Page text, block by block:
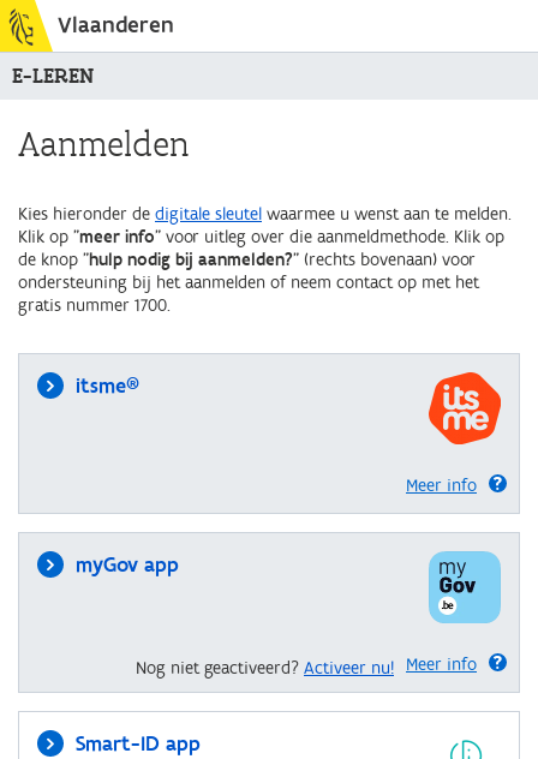
Vlaanderen
E-LEREN
Aanmelden
Kies hieronder de digitale sleutel waarmee u wenst aan te melden.
Klik op "meer info" voor uitleg over die aanmeldmethode. Klik op
de knop "hulp nodig bij aanmelden?" (rechts bovenaan) voor
ondersteuning bij het aanmelden of neem contact op met het
gratis nummer 1700.
itsme®
Meer info
myGov app
Meer info
Nog niet geactiveerd? Activeer nu!
Smart-ID app